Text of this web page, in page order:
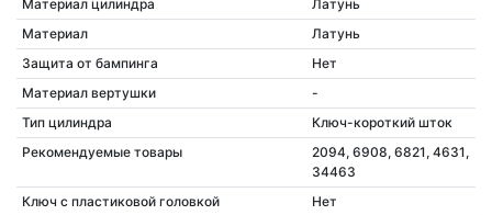
Материал цилиндра
Латунь
Материал
Латунь
Защита от бампинга
Нет
Материал вертушки
-
Тип цилиндра
Ключ-короткий шток
Рекомендуемые товары
2094, 6908, 6821, 4631,
34463
Ключ с пластиковой головкой
Нет